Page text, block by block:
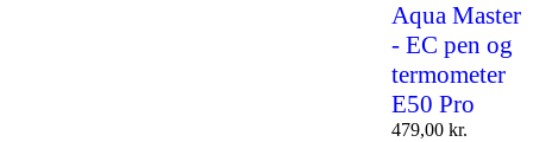
Aqua Master
- EC pen og
termometer
E50 Pro
479,00 kr.